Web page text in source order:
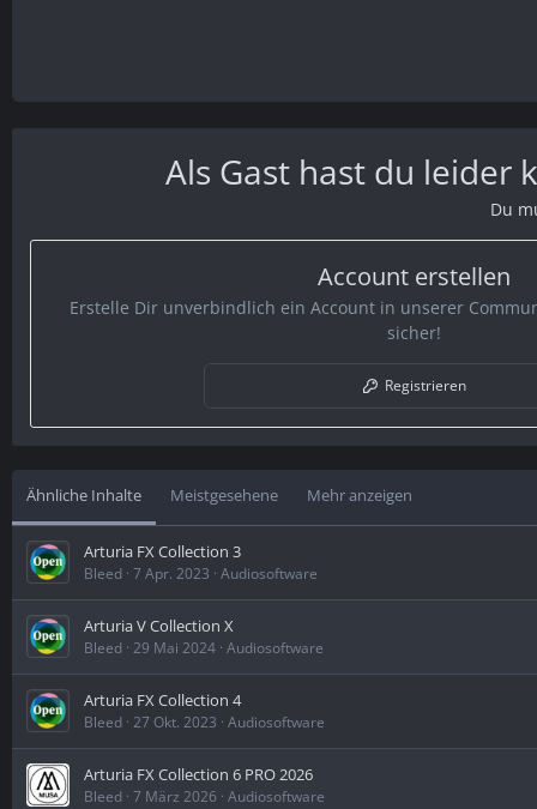
Als Gast hast du leider
Du
Account erstellen
Erstelle Dir unverbindlich ein Account in unserer
sicher!
Registrieren
Ähnliche Inhalte Meistgesehene Mehr anzeigen
Arturia FX Collection 3
Bleed 7 Apr. 2023 Audiosoftware
Arturia V Collection X
Bleed 29 Mai 2024 Audiosoftware
Arturia FX Collection 4
Bleed 27 Okt. 2023 Audiosoftware
Arturia FX Collection 6 PRO 2026
Bleed 7 März 2026 Audiosoftware